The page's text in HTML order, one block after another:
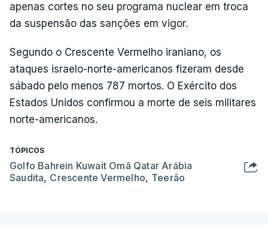
apenas cortes no seu programa nuclear em troca
da suspensão das sanções em vigor.
Segundo o Crescente Vermelho iraniano, os
ataques israelo-norte-americanos fizeram desde
sábado pelo menos 787 mortos. O Exército dos
Estados Unidos confirmou a morte de seis militares
norte-americanos.
TÓPICOS
Golfo Bahrein Kuwait Omã Qatar Arábia
Saudita, Crescente Vermelho, Teerão